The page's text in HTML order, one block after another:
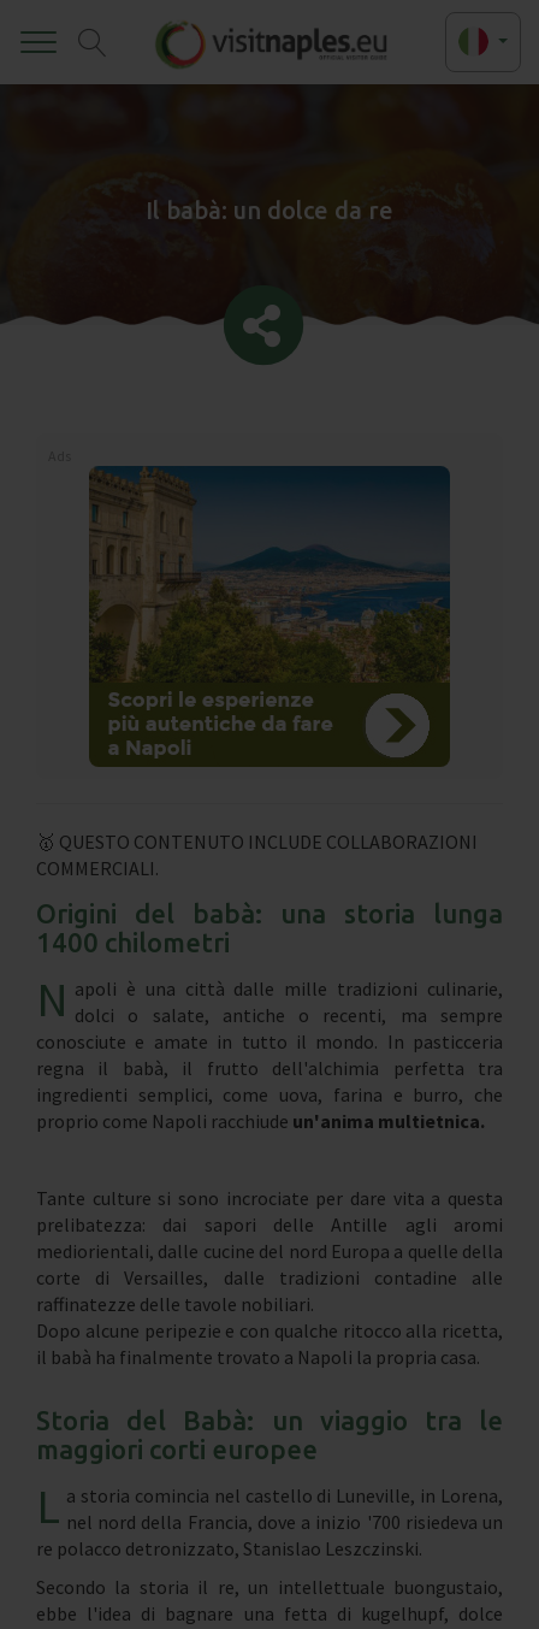
Il babà: un dolce da re
🥇 QUESTO CONTENUTO INCLUDE COLLABORAZIONI
COMMERCIALI.
Origini del babà: una storia lunga
1400 chilometri
N apoli è una città dalle mille tradizioni culinarie,
dolci o salate, antiche o recenti, ma sempre
conosciute e amate in tutto il mondo. In pasticceria
regna il babà, il frutto dell'alchimia perfetta tra
ingredienti semplici, come uova, farina e burro, che
proprio come Napoli racchiude un'anima multietnica.
Tante culture si sono incrociate per dare vita a questa
prelibatezza: dai sapori delle Antille agli aromi
mediorientali, dalle cucine del nord Europa a quelle della
corte di Versailles, dalle tradizioni contadine alle
raffinatezze delle tavole nobiliari.
Dopo alcune peripezie e con qualche ritocco alla ricetta,
il babà ha finalmente trovato a Napoli la propria casa.
Storia del Babà: un viaggio tra le
maggiori corti europee
L a storia comincia nel castello di Luneville, in Lorena,
nel nord della Francia, dove a inizio '700 risiedeva un
re polacco detronizzato, Stanislao Leszczinski.
Secondo la storia il re, un intellettuale buongustaio,
ebbe l'idea di bagnare una fetta di kugelhupf, dolce